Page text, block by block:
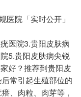
医院「实时公开」
医院3.贵阳皮肤病
5.贵阳皮肤病尖锐
好？推荐到贵阳皮
常引起生殖部位的
、肉粒、肉芽等，